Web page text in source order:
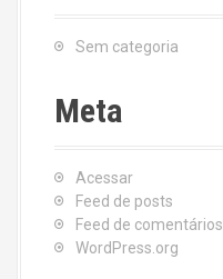
Sem categoria
Meta
Acessar
Feed de posts
Feed de comentários
WordPress.org